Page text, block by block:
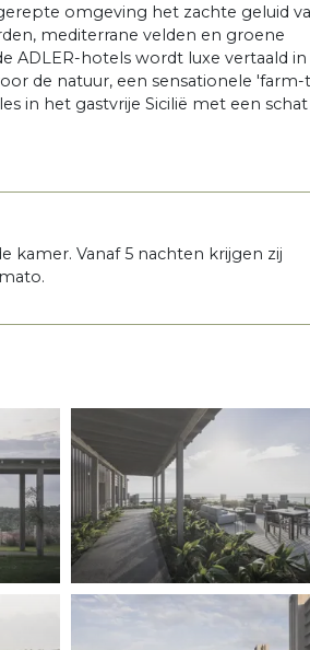
omgeving het zachte geluid
mediterrane velden en groene
ADLER-hotels wordt luxe vertaald in
de natuur, een sensationele
in het gastvrije Sicilië met een schat
kamer. Vanaf 5 nachten krijgen zij